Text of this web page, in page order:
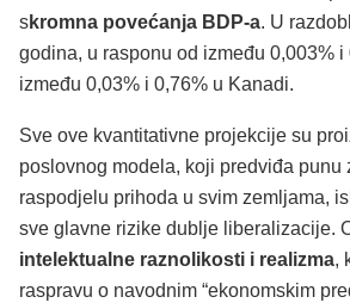
skromna povećanja BDP-a. U
godina, u rasponu od između 0,003% i
između 0,03% i 0,76% u Kanadi.
Sve ove kvantitativne projekcije su
poslovnog modela, koji predviđa punu
raspodjelu prihoda u svim zemljama,
sve glavne rizike dublje liberalizacije.
intelektualne raznolikosti i realizma,
raspravu o navodnim “ekonomskim